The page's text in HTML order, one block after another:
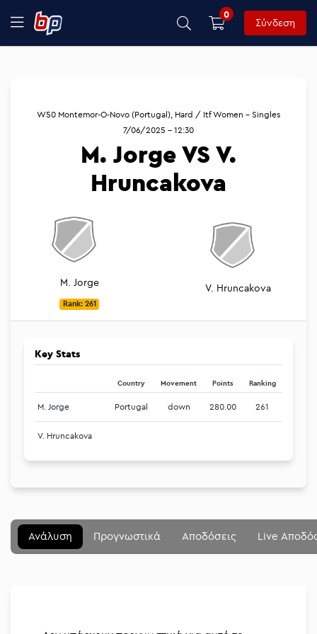
0
Σύνδεση
M. Jorge
Rank: 261
W50 Montemor-O-Novo (Portugal), Hard / Itf Women - Singles
7/06/2025 - 12:30
M. Jorge VS V.
Hruncakova
V. Hruncakova
Key Stats
Country Movement Points Ranking
M. Jorge Portugal down 280.00 261
V. Hruncakova
Ανάλυση Προγνωστικά Αποδόσεις Live
Μενού Κλείσιμο
Αναλύσεις